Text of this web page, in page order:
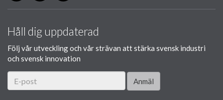
Håll dig uppdaterad
Följ vår utveckling och vår strävan att stärka svensk industri
och svensk innovation
Anmäl